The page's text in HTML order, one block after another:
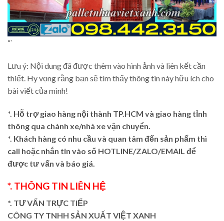
“`
Lưu ý: Nội dung đã được thêm vào hình ảnh và liên kết cần
thiết. Hy vọng rằng bạn sẽ tìm thấy thông tin này hữu ích cho
bài viết của mình!
*. Hỗ trợ giao hàng nội thành TP.HCM và giao hàng tỉnh
thông qua chành xe/nhà xe vận chuyển.
*. Khách hàng có nhu cầu và quan tâm đến sản phẩm thì
call hoặc nhắn tin vào số HOTLINE/ZALO/EMAIL để
được tư vấn và báo giá.
*. THÔNG TIN LIÊN HỆ
*. TƯ VẤN TRỰC TIẾP
CÔNG TY TNHH SẢN XUẤT VIỆT XANH